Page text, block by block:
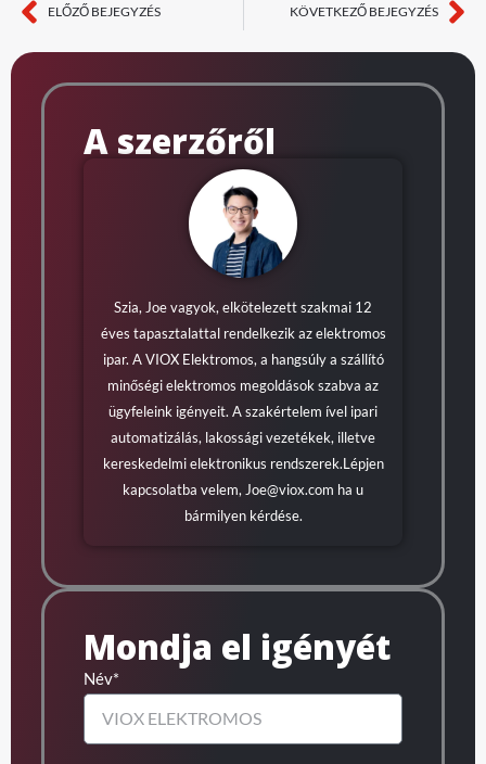
Előző
ELŐZŐ BEJEGYZÉS KÖVETKEZŐ BEJEGYZÉS
A szerzőről
Szia, Joe vagyok, elkötelezett szakmai 12
éves tapasztalattal rendelkezik az elektromos
ipar. A VIOX Elektromos, a hangsúly a szállító
minőségi elektromos megoldások szabva az
ügyfeleink igényeit. A szakértelem ível ipari
automatizálás, lakossági vezetékek, illetve
kereskedelmi elektronikus rendszerek.Lépjen
kapcsolatba velem, Joe@viox.com ha u
bármilyen kérdése.
Mondja el igényét
Név*